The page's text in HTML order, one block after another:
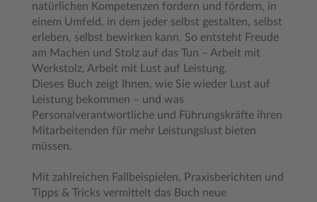
natürlichen Kompetenzen fordern und fördern, in
einem Umfeld, in dem jeder selbst gestalten, selbst
erleben, selbst bewirken kann. So entsteht Freude
am Machen und Stolz auf das Tun – Arbeit mit
Werkstolz, Arbeit mit Lust auf Leistung.
Dieses Buch zeigt Ihnen, wie Sie wieder Lust auf
Leistung bekommen – und was
Personalverantwortliche und Führungskräfte ihren
Mitarbeitenden für mehr Leistungslust bieten
müssen.
Mit zahlreichen Fallbeispielen, Praxisberichten und
Tipps & Tricks vermittelt das Buch neue